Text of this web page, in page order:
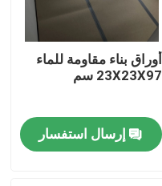
أوراق بناء مقاومة للماء
23X23X97 سم
إرسال استفسار